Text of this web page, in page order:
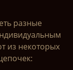
разные
из некоторых